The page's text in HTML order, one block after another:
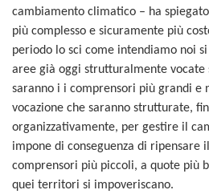
cambiamento climatico – ha
più complesso e sicuramente più
periodo lo sci come intendiamo noi
aree già oggi strutturalmente vocate
saranno i i comprensori più grandi e
vocazione che saranno strutturate,
organizzativamente, per gestire il
impone di conseguenza di ripensare
comprensori più piccoli, a quote più
quei territori si impoveriscano.